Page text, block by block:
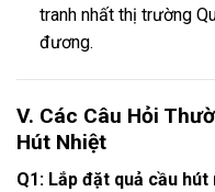
tranh nhất thị trường
đương.
V. Các Câu Hỏi
Hút Nhiệt
Q1: Lắp đặt quả cầu